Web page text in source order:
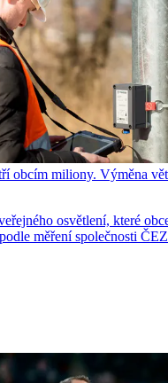
obcím miliony. Výměna
osvětlení, které
měření společnosti